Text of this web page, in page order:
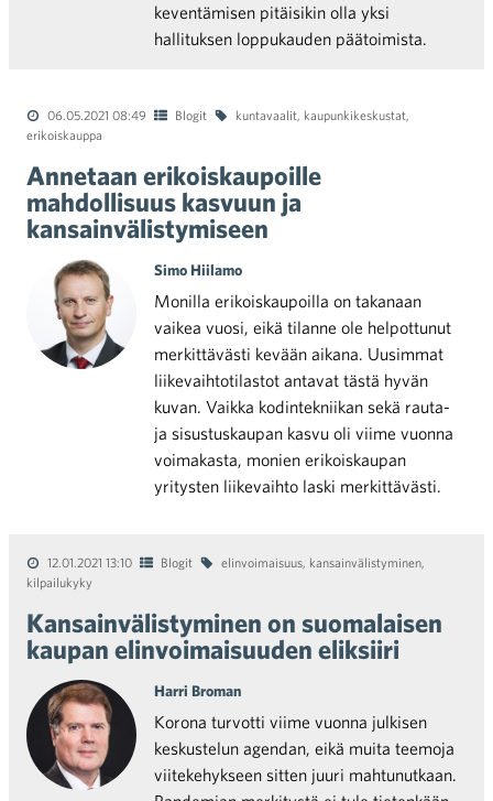
keventämisen pitäisikin olla yksi
hallituksen loppukauden päätoimista.
06.05.2021 08:49 Blogit kuntavaalit, kaupunkikeskustat,
erikoiskauppa
Annetaan erikoiskaupoille
mahdollisuus kasvuun ja
kansainvälistymiseen
Simo Hiilamo
Monilla erikoiskaupoilla on takanaan
vaikea vuosi, eikä tilanne ole helpottunut
merkittävästi kevään aikana. Uusimmat
liikevaihtotilastot antavat tästä hyvän
kuvan. Vaikka kodintekniikan sekä rauta-
ja sisustuskaupan kasvu oli viime vuonna
voimakasta, monien erikoiskaupan
yritysten liikevaihto laski merkittävästi.
12.01.2021 13:10 Blogit elinvoimaisuus, kansainvälistyminen,
kilpailukyky
Kansainvälistyminen on suomalaisen
kaupan elinvoimaisuuden eliksiiri
Harri Broman
Korona turvotti viime vuonna julkisen
keskustelun agendan, eikä muita teemoja
viitekehykseen sitten juuri mahtunutkaan.